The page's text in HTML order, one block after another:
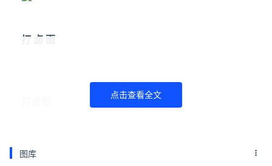
打 卤 面
点击查看全文
图库